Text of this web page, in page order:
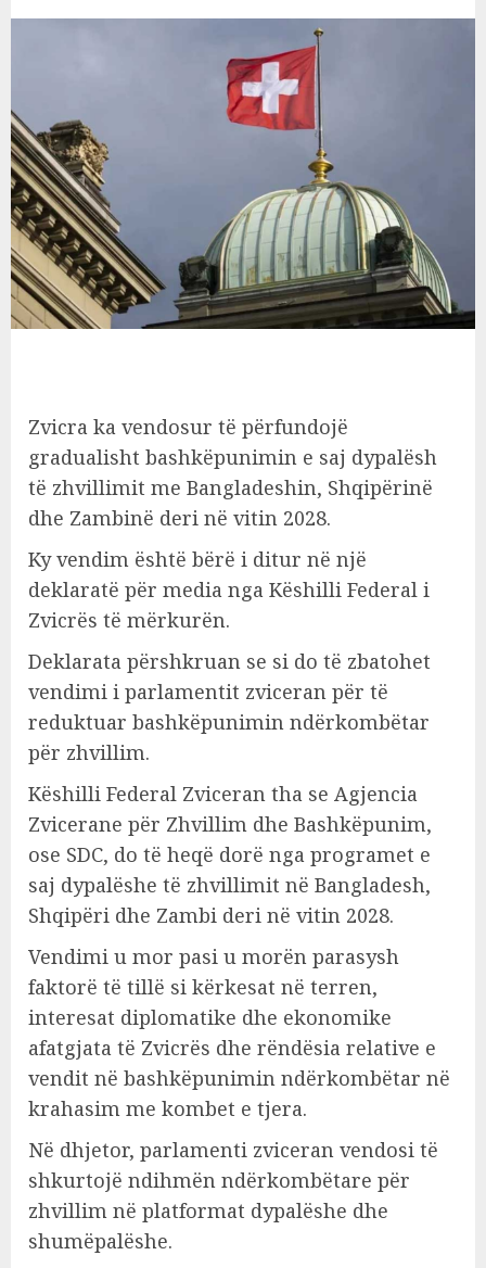
Zvicra ka vendosur të përfundojë
gradualisht bashkëpunimin e saj dypalësh
të zhvillimit me Bangladeshin, Shqipërinë
dhe Zambinë deri në vitin 2028.
Ky vendim është bërë i ditur në një
deklaratë për media nga Këshilli Federal i
Zvicrës të mërkurën.
Deklarata përshkruan se si do të zbatohet
vendimi i parlamentit zviceran për të
reduktuar bashkëpunimin ndërkombëtar
për zhvillim.
Këshilli Federal Zviceran tha se Agjencia
Zvicerane për Zhvillim dhe Bashkëpunim,
ose SDC, do të heqë dorë nga programet e
saj dypalëshe të zhvillimit në Bangladesh,
Shqipëri dhe Zambi deri në vitin 2028.
Vendimi u mor pasi u morën parasysh
faktorë të tillë si kërkesat në terren,
interesat diplomatike dhe ekonomike
afatgjata të Zvicrës dhe rëndësia relative e
vendit në bashkëpunimin ndërkombëtar në
krahasim me kombet e tjera.
Në dhjetor, parlamenti zviceran vendosi të
shkurtojë ndihmën ndërkombëtare për
zhvillim në platformat dypalëshe dhe
shumëpalëshe.